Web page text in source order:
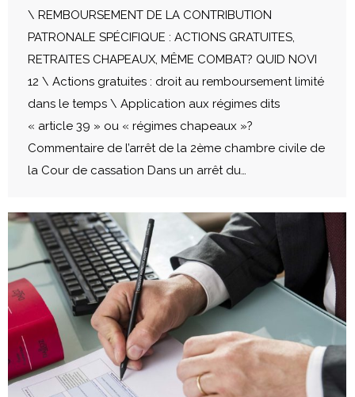
\ REMBOURSEMENT DE LA CONTRIBUTION
PATRONALE SPÉCIFIQUE : ACTIONS GRATUITES,
RETRAITES CHAPEAUX, MÊME COMBAT? QUID NOVI
12 \ Actions gratuites : droit au remboursement limité
dans le temps \ Application aux régimes dits
« article 39 » ou « régimes chapeaux »?
Commentaire de l’arrêt de la 2ème chambre civile de
la Cour de cassation Dans un arrêt du…